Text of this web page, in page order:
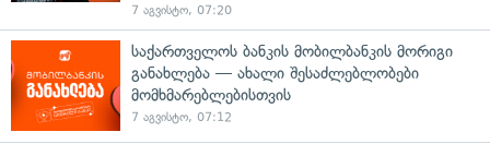
7 აგვისტო, 07:20
საქართველოს ბანკის მობილბანკის მორიგი
განახლება — ახალი შესაძლებლობები
მომხმარებლებისთვის
7 აგვისტო, 07:12